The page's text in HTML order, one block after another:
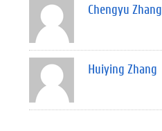
Chengyu Zhang
Huiying Zhang